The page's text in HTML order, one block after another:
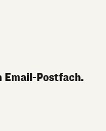
Email-Postfach.